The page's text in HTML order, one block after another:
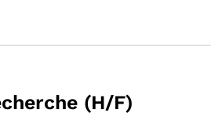
(H/F)